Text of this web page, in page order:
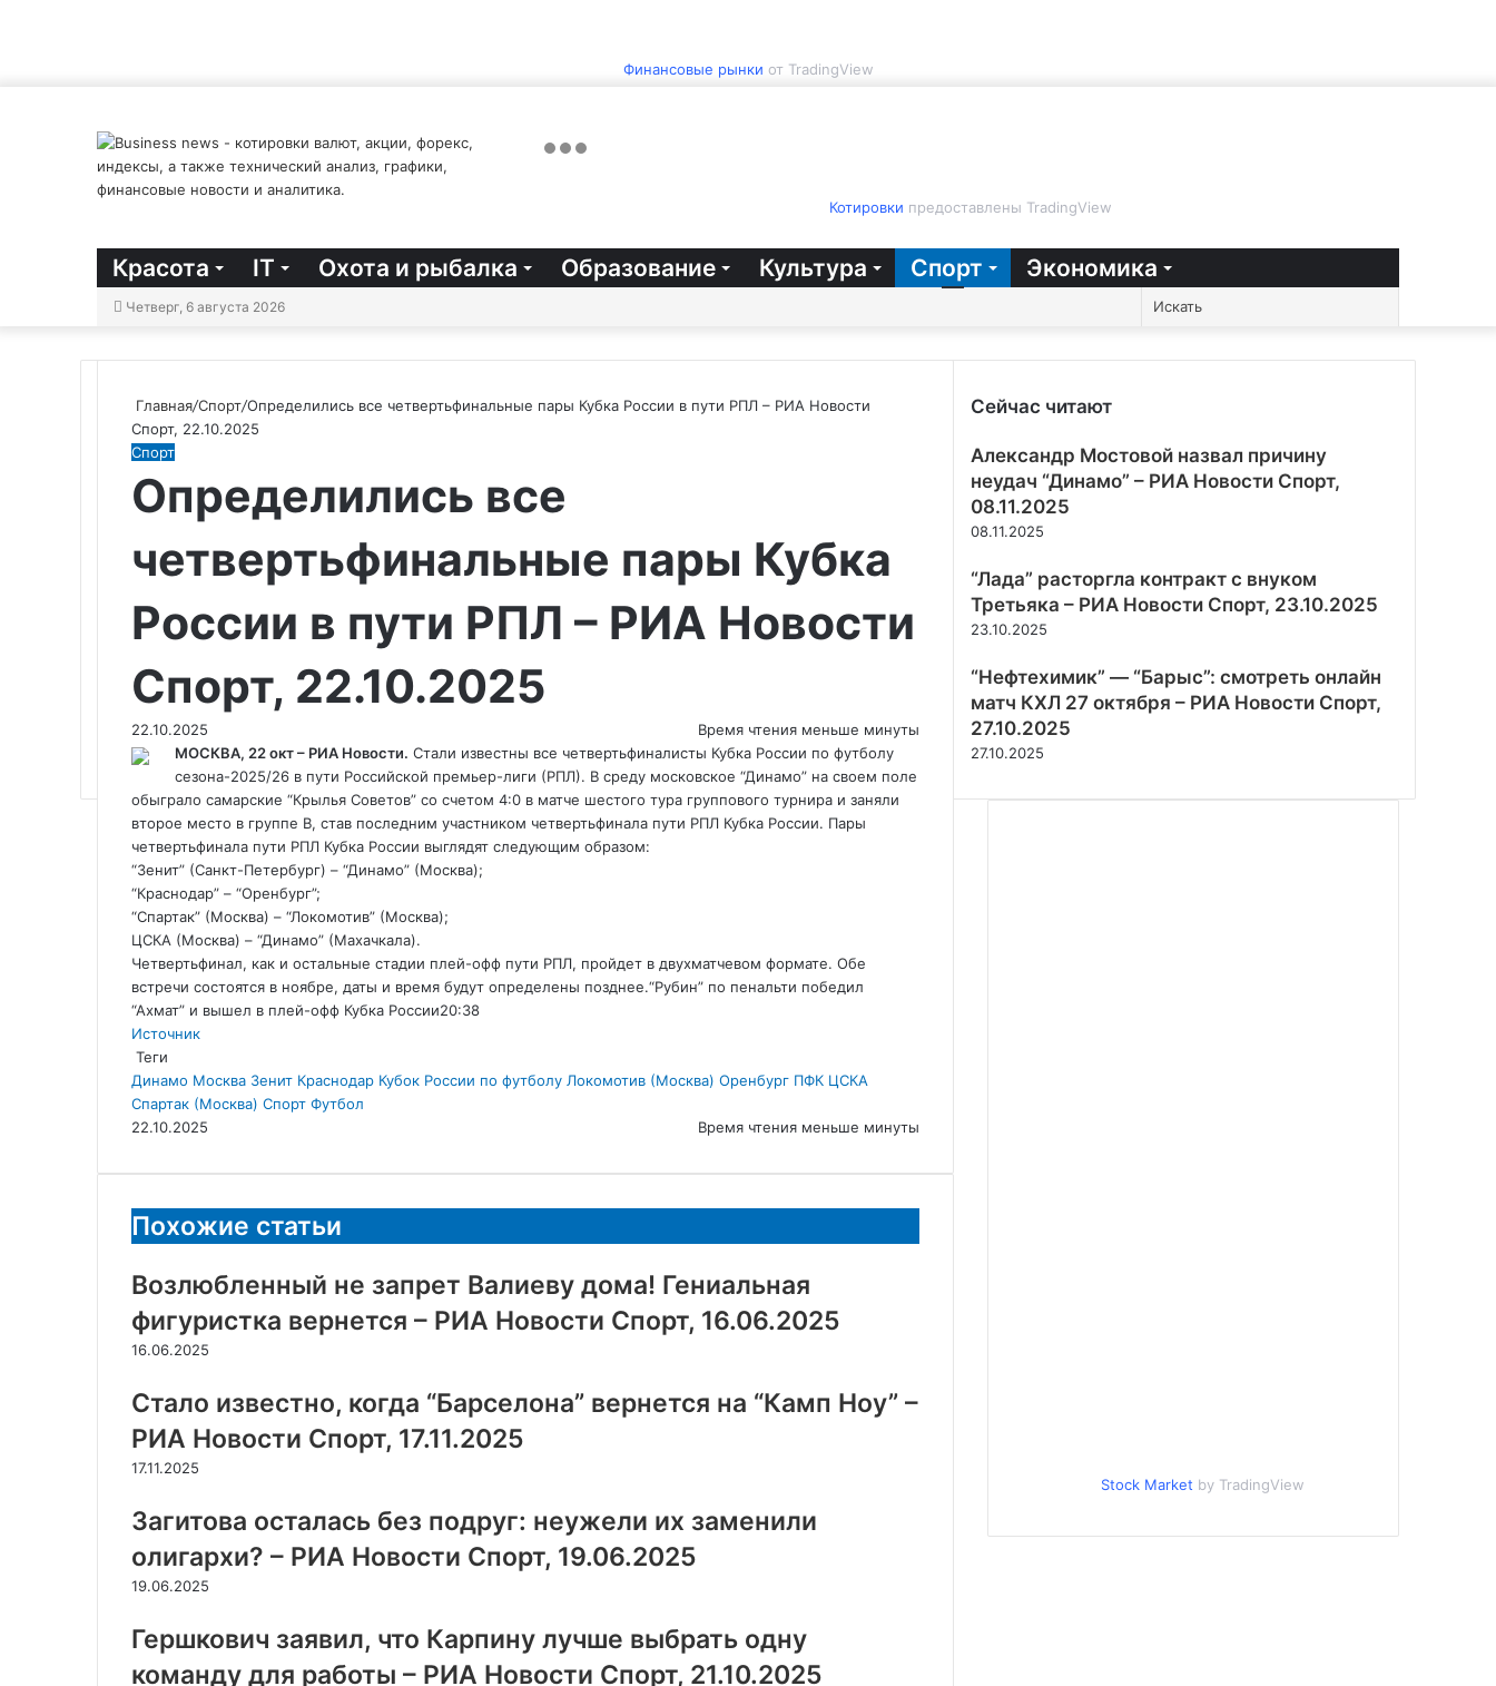
Финансовые рынки от TradingView
Котировки предоставлены TradingView
Красота IT Охота и рыбалка Образование Культура Спорт Экономика
Четверг, 6 августа 2026
Switch
Главная/Спорт/Определились все четвертьфинальные пары Кубка России в пути РПЛ – РИА Новости
Спорт, 22.10.2025
Спорт
Определились все
четвертьфинальные пары Кубка
России в пути РПЛ – РИА Новости
Спорт, 22.10.2025
22.10.2025
Время чтения меньше минуты
МОСКВА, 22 окт – РИА Новости. Стали известны все четвертьфиналисты Кубка России по футболу
сезона-2025/26 в пути Российской премьер-лиги (РПЛ). В среду московское “Динамо” на своем поле
обыграло самарские “Крылья Советов” со счетом 4:0 в матче шестого тура группового турнира и заняли
второе место в группе В, став последним участником четвертьфинала пути РПЛ Кубка России. Пары
четвертьфинала пути РПЛ Кубка России выглядят следующим образом:
“Зенит” (Санкт-Петербург) – “Динамо” (Москва);
“Краснодар” – “Оренбург”;
“Спартак” (Москва) – “Локомотив” (Москва);
ЦСКА (Москва) – “Динамо” (Махачкала).
Четвертьфинал, как и остальные стадии плей-офф пути РПЛ, пройдет в двухматчевом формате. Обе
встречи состоятся в ноябре, даты и время будут определены позднее.“Рубин” по пенальти победил
“Ахмат” и вышел в плей-офф Кубка России20:38
Источник
Теги
Динамо Москва Зенит Краснодар Кубок России по футболу Локомотив (Москва) Оренбург ПФК ЦСКА
Спартак (Москва) Спорт Футбол
22.10.2025
Время чтения меньше минуты
Похожие статьи
Возлюбленный не запрет Валиеву дома! Гениальная
фигуристка вернется – РИА Новости Спорт, 16.06.2025
16.06.2025
Стало известно, когда “Барселона” вернется на “Камп Ноу” –
РИА Новости Спорт, 17.11.2025
17.11.2025
Загитова осталась без подруг: неужели их заменили
олигархи? – РИА Новости Спорт, 19.06.2025
19.06.2025
Гершкович заявил, что Карпину лучше выбрать одну
команду для работы – РИА Новости Спорт, 21.10.2025
Сейчас читают
Александр Мостовой назвал причину
неудач “Динамо” – РИА Новости Спорт,
08.11.2025
08.11.2025
“Лада” расторгла контракт с внуком
Третьяка – РИА Новости Спорт, 23.10.2025
23.10.2025
“Нефтехимик” — “Барыс”: смотреть онлайн
матч КХЛ 27 октября – РИА Новости Спорт,
27.10.2025
27.10.2025
Stock Market by TradingView